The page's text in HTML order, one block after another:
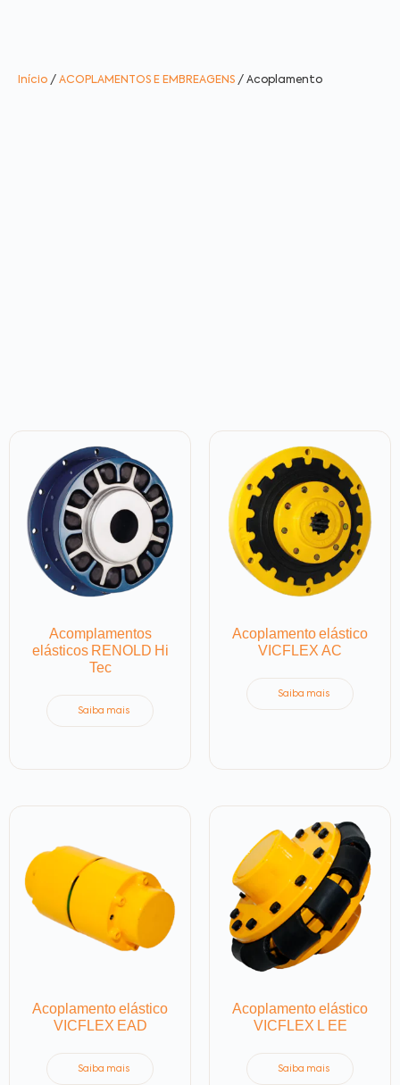
Início / ACOPLAMENTOS E EMBREAGENS / Acoplamento
Acomplamentos
elásticos RENOLD Hi
Tec
Saiba mais
Acoplamento elástico
VICFLEX AC
Saiba mais
Acoplamento elástico
VICFLEX EAD
Saiba mais
Acoplamento elástico
VICFLEX L EE
Saiba mais